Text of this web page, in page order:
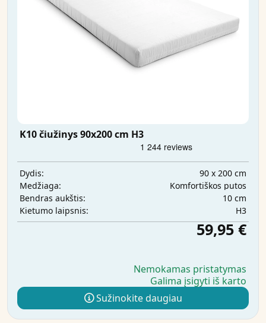
K10 čiužinys 90x200 cm H3
Dydis:
90 x 200 cm
Medžiaga:
Komfortiškos putos
Bendras aukštis:
10 cm
Kietumo laipsnis:
H3
59,95 €
Nemokamas pristatymas
Galima įsigyti iš karto
Sužinokite daugiau